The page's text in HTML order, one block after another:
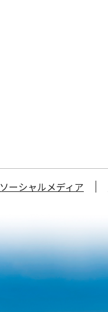
ソーシャルメディア